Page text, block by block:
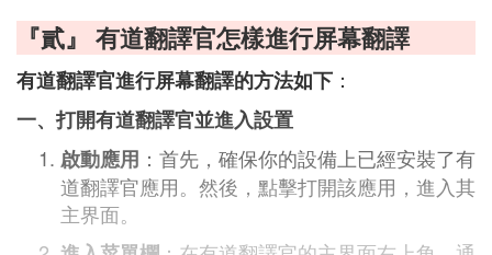
『貳』 有道翻譯官怎樣進行屏幕翻譯
有道翻譯官進行屏幕翻譯的方法如下 ：
一、打開有道翻譯官並進入設置
啟動應用 ：首先，確保你的設備上已經安裝了有
道翻譯官應用。然後，點擊打開該應用，進入其
主界面。